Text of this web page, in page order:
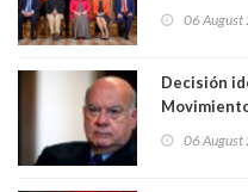
06
Decisión
1971.
06